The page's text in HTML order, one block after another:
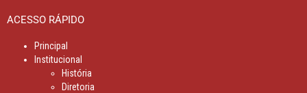
ACESSO RÁPIDO
Principal
Institucional
História
Diretoria